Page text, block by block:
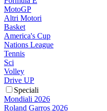
MotoGP
Altri Motori
Basket
America's Cup
Nations League
Tennis
Sci
Volley
Drive UP
Speciali
Mondiali 2026
Roland Garros 2026